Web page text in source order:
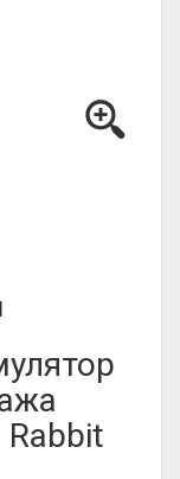
Rabbit